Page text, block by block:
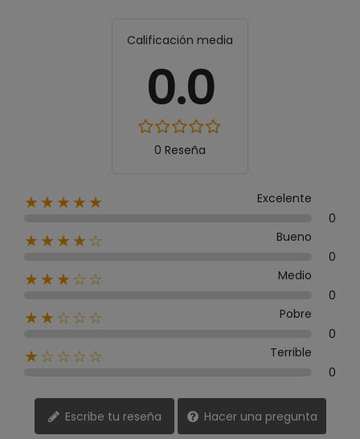
Calificación media
0.0
0 Reseña
★★★★★
Excelente
0
★★★★☆
Bueno
0
★★★☆☆
Medio
0
★★☆☆☆
Pobre
0
★☆☆☆☆
Terrible
0
Escribe tu reseña Hacer una pregunta